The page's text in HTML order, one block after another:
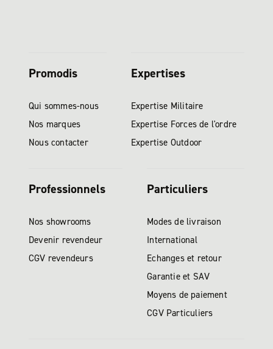
Promodis
Qui sommes-nous
Nos marques
Nous contacter
Expertises
Expertise Militaire
Expertise Forces de l'ordre
Expertise Outdoor
Professionnels
Nos showrooms
Devenir revendeur
CGV revendeurs
Particuliers
Modes de livraison
International
Echanges et retour
Garantie et SAV
Moyens de paiement
CGV Particuliers